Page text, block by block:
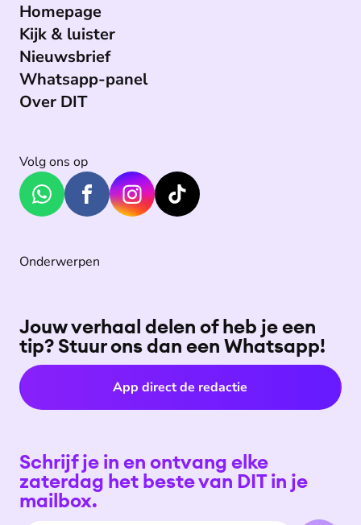
Homepage
Kijk & luister
Nieuwsbrief
Whatsapp-panel
Over DIT
Volg ons op
Onderwerpen
Jouw verhaal delen of heb je een
tip? Stuur ons dan een Whatsapp!
App direct de redactie
Schrijf je in en ontvang elke
zaterdag het beste van DIT in je
mailbox.